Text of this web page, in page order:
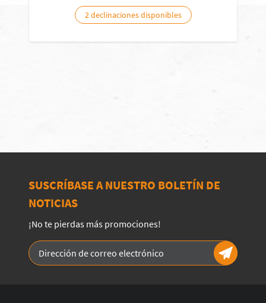
2 declinaciones disponibles
SUSCRÍBASE A NUESTRO BOLETÍN DE
NOTICIAS
¡No te pierdas más promociones!